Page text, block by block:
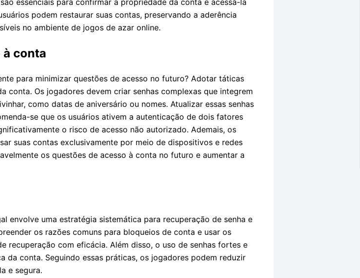
podem restaurar suas contas, preservando a aderência
no ambiente de jogos de azar online.
conta
para minimizar questões de acesso no futuro? Adotar táticas
conta. Os jogadores devem criar senhas complexas que integrem
como datas de aniversário ou nomes. Atualizar essas senhas
se que os usuários ativem a autenticação de dois fatores
o risco de acesso não autorizado. Ademais, os
suas contas exclusivamente por meio de dispositivos e redes
os questões de acesso à conta no futuro e aumentar a
envolve uma estratégia sistemática para recuperação de senha e
os razões comuns para bloqueios de conta e usar os
recuperação com eficácia. Além disso, o uso de senhas fortes e
conta. Seguindo essas práticas, os jogadores podem reduzir
e segura.